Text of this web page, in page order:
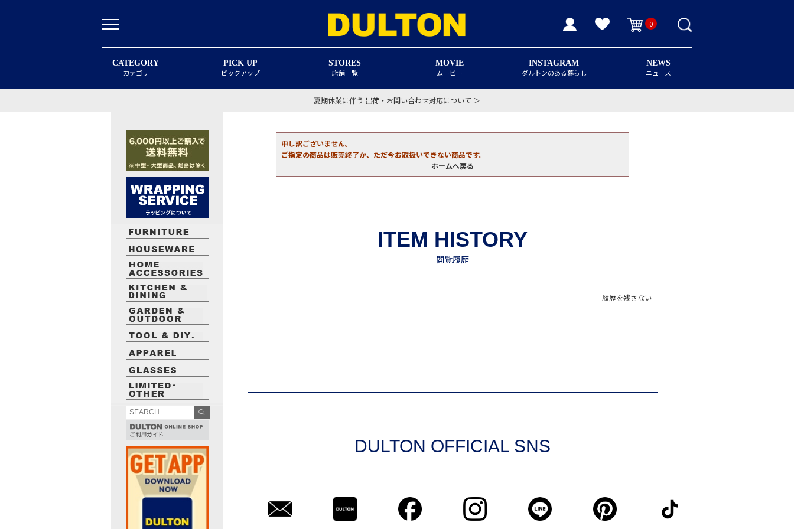
0
CATEGORY
カテゴリ
PICK UP
ピックアップ
STORES
店舗一覧
MOVIE
ムービー
INSTAGRAM
ダルトンのある暮らし
NEWS
ニュース
夏期休業に伴う 出荷・お問い合わせ対応について ＞
申し訳ございません。
ご指定の商品は販売終了か、ただ今お取扱いできない商品です。
ホームへ戻る
履歴を残さない
DULTON OFFICIAL SNS